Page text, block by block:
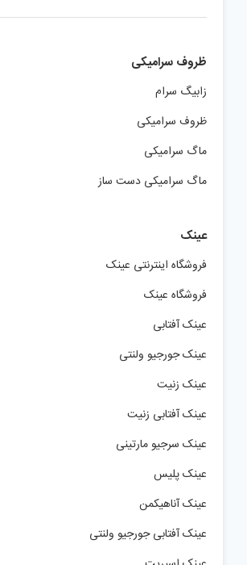
ظروف سرامیکی
زابیگ سرام
ظروف سرامیکی
ماگ سرامیکی
ماگ سرامیکی دست ساز
عینک
فروشگاه اینترنتی عینک
فروشگاه عینک
عینک آفتابی
عینک جورجیو ولنتی
عینک زنیت
عینک آفتابی زنیت
عینک سرجیو مارتینی
عینک پلیس
عینک آناهیکمن
عینک آفتابی جورجیو ولنتی